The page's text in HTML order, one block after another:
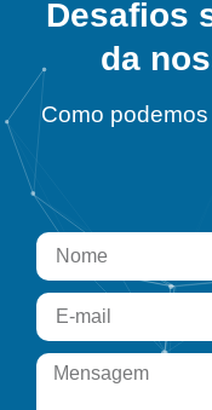
Desafios
da
Como